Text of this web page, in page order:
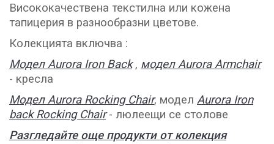
Висококачествена текстилна или кожена
тапицерия в разнообразни цветове.
Колекцията включва :
Модел Aurora Iron Back, модел Aurora Armchair
- кресла
Модел Aurora Rocking Chair, модел Aurora Iron
back Rocking Chair - люлеещи се столове
Разгледайте още продукти от колекция